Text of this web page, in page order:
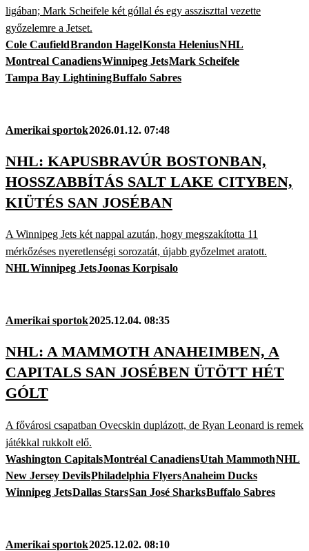
ligában; Mark Scheifele két góllal és egy assziszttal vezette
győzelemre a Jetset.
Cole CaufieldBrandon HagelKonsta HeleniusNHL
Montreal CanadiensWinnipeg JetsMark Scheifele
Tampa Bay LightiningBuffalo Sabres
Amerikai sportok2026.01.12. 07:48
NHL: KAPUSBRAVÚR BOSTONBAN,
HOSSZABBÍTÁS SALT LAKE CITYBEN,
KIÜTÉS SAN JOSÉBAN
A Winnipeg Jets két nappal azután, hogy megszakította 11
mérkőzéses nyeretlenségi sorozatát, újabb győzelmet aratott.
NHLWinnipeg JetsJoonas Korpisalo
Amerikai sportok2025.12.04. 08:35
NHL: A MAMMOTH ANAHEIMBEN, A
CAPITALS SAN JOSÉBEN ÜTÖTT HÉT
GÓLT
A fővárosi csapatban Ovecskin duplázott, de Ryan Leonard is remek
játékkal rukkolt elő.
Washington CapitalsMontréal CanadiensUtah MammothNHL
New Jersey DevilsPhiladelphia FlyersAnaheim Ducks
Winnipeg JetsDallas StarsSan José SharksBuffalo Sabres
Amerikai sportok2025.12.02. 08:10